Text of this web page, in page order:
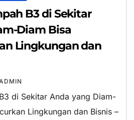
B3 di Sekitar
Diam Bisa
Lingkungan dan
di Sekitar Anda yang Diam-
Lingkungan dan Bisnis –